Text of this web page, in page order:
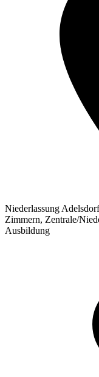
Niederlassung
Zimmern, Zentrale/
Ausbildung